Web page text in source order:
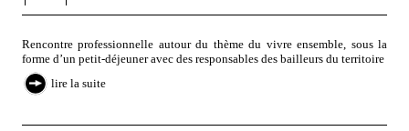
Rencontre professionnelle autour du thème du vivre ensemble, sous la
forme d’un petit-déjeuner avec des responsables des bailleurs du territoire
lire la suite